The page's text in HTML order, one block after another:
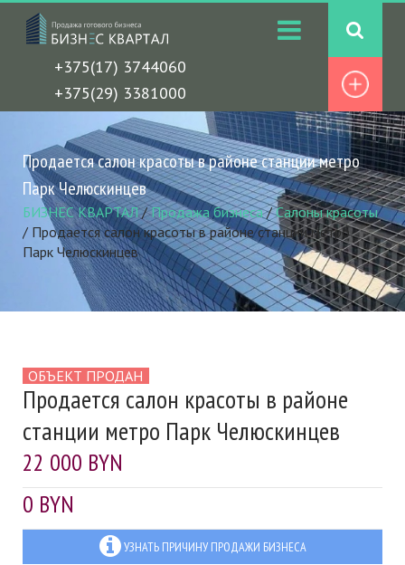
+375(17) 3744060
+375(29) 3381000
Продается салон красоты в районе станции метро
Парк Челюскинцев
БИЗНЕС КВАРТАЛ/Продажа бизнеса/Салоны красоты
/ Продается салон красоты в районе станции метро
Парк Челюскинцев
ОБЪЕКТ ПРОДАН
Продается салон красоты в районе
станции метро Парк Челюскинцев
22 000 BYN
0 BYN
УЗНАТЬ ПРИЧИНУ ПРОДАЖИ БИЗНЕСА